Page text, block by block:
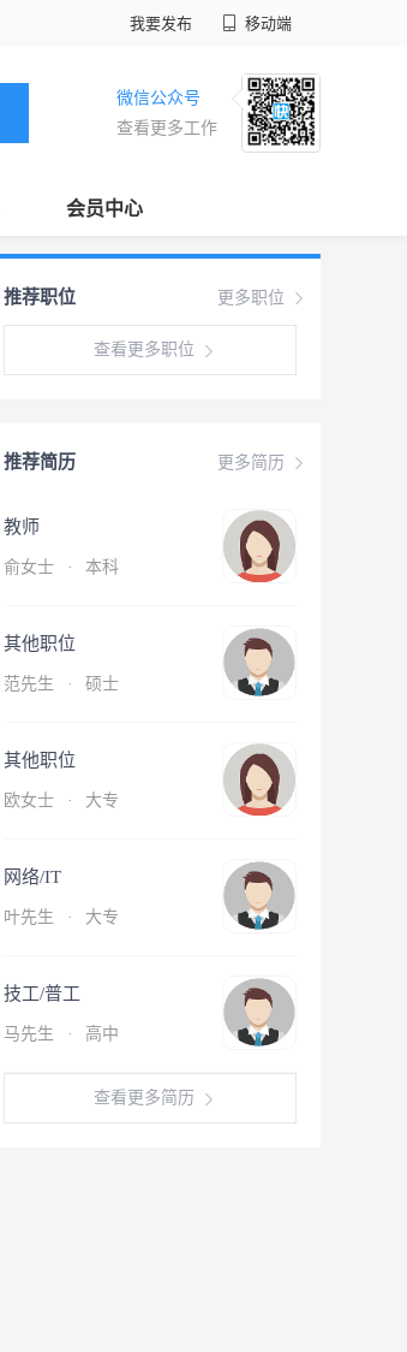
我要发布 移动端
微信公众号
查看更多工作
会员中心
更多职位
推荐职位
查看更多职位
更多简历
推荐简历
教师
俞女士 · 本科
其他职位
范先生 · 硕士
其他职位
欧女士 · 大专
网络/IT
叶先生 · 大专
技工/普工
马先生 · 高中
查看更多简历